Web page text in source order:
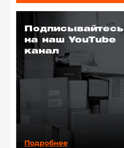
Подписывайтесь
на наш YouTube
канал
Подробнее